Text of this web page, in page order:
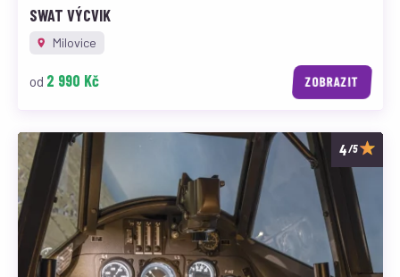
SWAT VÝCVIK
Milovice
od 2 990 Kč ZOBRAZIT
/5